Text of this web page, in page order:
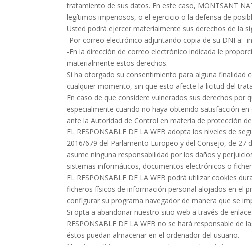
tratamiento de sus datos. En este caso, MONTSANT
legítimos imperiosos, o el ejercicio o la defensa de
Usted podrá ejercer materialmente sus derechos de la
-Por correo electrónico adjuntando copia de su DNI a:
-En la dirección de correo electrónico indicada le
materialmente estos derechos.
Si ha otorgado su consentimiento para alguna
cualquier momento, sin que esto afecte la licitud del
En caso de que considere vulnerados sus derechos por
especialmente cuando no haya obtenido satisfacción
ante la Autoridad de Control en materia de protección
EL RESPONSABLE DE LA WEB adopta los niveles de
2016/679 del Parlamento Europeo y del Consejo, de
asume ninguna responsabilidad por los daños y
sistemas informáticos, documentos electrónicos o
EL RESPONSABLE DE LA WEB podrá utilizar cookies
ficheros físicos de información personal alojados en el
configurar su programa navegador de manera que se
Si opta a abandonar nuestro sitio web a través de
RESPONSABLE DE LA WEB no se hará responsable
éstos puedan almacenar en el ordenador del usuario.